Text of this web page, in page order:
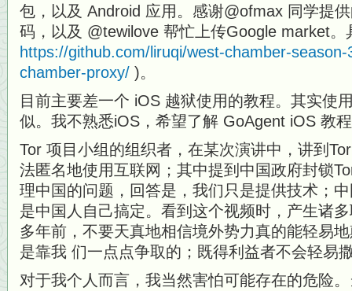
包，以及 Android 应用。感谢@ofmax 同学提
码，以及 @tewilove 帮忙上传Google market
https://github.com/liruqi/west-chamber-
chamber-proxy/ )。
目前主要差一个 iOS 越狱使用的教程。其实使
似。我不熟悉iOS，希望了解 GoAgent iOS 教
Tor 项目小组的组织者，在某次演讲中，讲到
法匿名地使用互联网；其中提到中国政府封锁
理中国的问题，回答是，我们只是提供技术；
是中国人自己搞定。看到这个视频时，产生诸
多年前，不要天真地相信境外势力真的能轻易
是靠我 们一点点争取的；既得利益者不会轻易
对于我个人而言，我当然害怕可能存在的危险